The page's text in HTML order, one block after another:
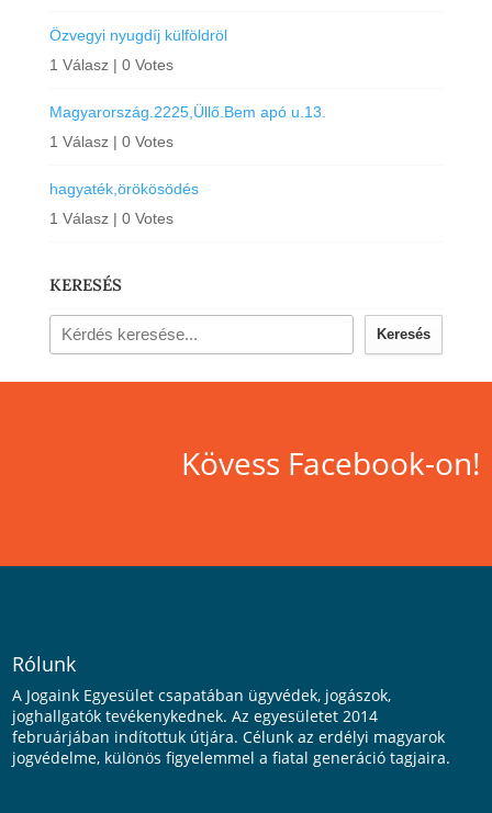
Özvegyi nyugdíj külföldröl
1 Válasz | 0 Votes
Magyarország.2225,Üllő.Bem apó u.13.
1 Válasz | 0 Votes
hagyaték,örökösödés
1 Válasz | 0 Votes
KERESÉS
Keresés
Kövess Facebook-on!
Rólunk
A Jogaink Egyesület csapatában ügyvédek, jogászok,
joghallgatók tevékenykednek. Az egyesületet 2014
februárjában indítottuk útjára. Célunk az erdélyi magyarok
jogvédelme, különös figyelemmel a fiatal generáció tagjaira.